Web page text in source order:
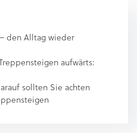
den Alltag wieder
aufwärts:
sollten Sie achten